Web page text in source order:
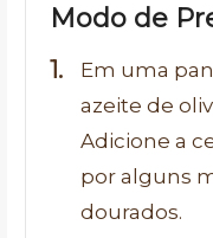
Modo de
Em uma
azeite de
Adicione a
por alguns
dourados.